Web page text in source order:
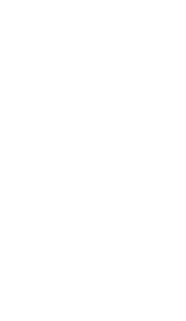
yoluyla
ve bu
soyad